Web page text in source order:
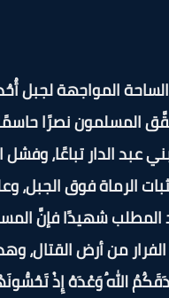
المواجهة لجبل أُحُد،
المسلمون نصرًا
الدار تباعًا، وفشل
الرماة فوق الجبل،
شهيدًا فإنَّ
من أرض القتال، وهذا
اللهُ وَعْدَهُ إِذْ تَحُسُّونَهُمْ